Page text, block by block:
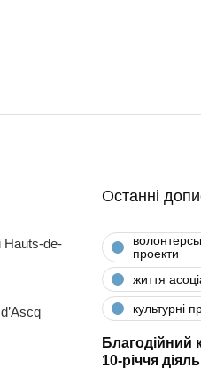
Hauts-de-
Останні
проекти
життя
культурні
Благодійний
10-річчя